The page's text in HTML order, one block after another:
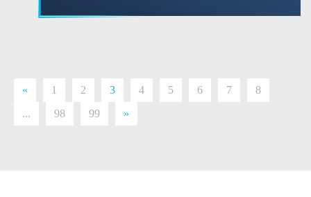
« 1 2 3 4 5 6 7
8
...
98 99 »